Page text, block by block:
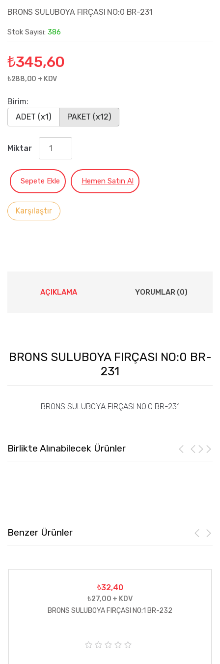
BRONS SULUBOYA FIRÇASI NO:0 BR-231
Stok Sayısı: 386
₺345,60
₺288,00 + KDV
Birim:
ADET (x1)
PAKET (x12)
Miktar
Sepete Ekle Hemen Satın Al
Karşılaştır
AÇIKLAMA YORUMLAR (0)
BRONS SULUBOYA FIRÇASI NO:0 BR-
231
BRONS SULUBOYA FIRÇASI NO:0 BR-231
Birlikte Alınabilecek Ürünler
Benzer Ürünler
₺32,40
₺27,00 + KDV
BRONS SULUBOYA FIRÇASI NO:1 BR-232